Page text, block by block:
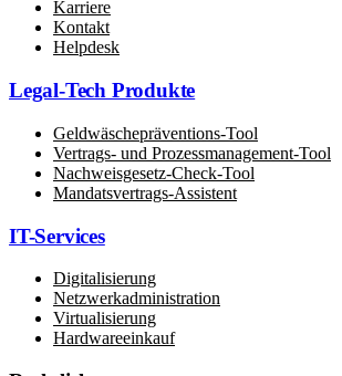
Karriere
Kontakt
Helpdesk
Legal-Tech Produkte
Geldwäschepräventions-Tool
Vertrags- und Prozessmanagement-Tool
Nachweisgesetz-Check-Tool
Mandatsvertrags-Assistent
IT-Services
Digitalisierung
Netzwerkadministration
Virtualisierung
Hardwareeinkauf